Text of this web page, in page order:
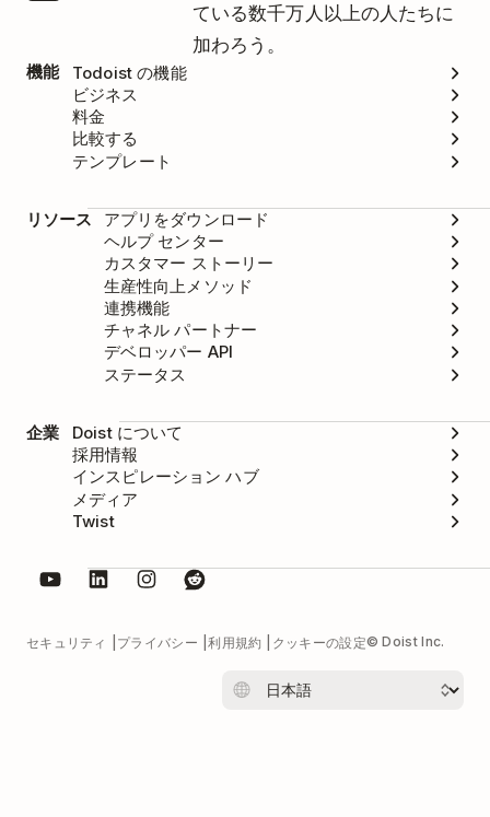
ている数千万人以上の人たちに
加わろう。
機能
Todoist の機能
ビジネス
料金
比較する
テンプレート
リソース
アプリをダウンロード
ヘルプ センター
カスタマー ストーリー
生産性向上メソッド
連携機能
チャネル パートナー
デベロッパー API
ステータス
企業
Doist について
採用情報
インスピレーション ハブ
メディア
Twist
セキュリティ プライバシー 利用規約 クッキーの設定© Doist Inc.